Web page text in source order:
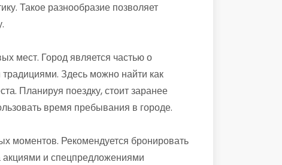
Такое разнообразие позволяет
мест. Город является частью о
традициями. Здесь можно найти как
Планируя поездку, стоит заранее
время пребывания в городе.
моментов. Рекомендуется бронировать
акциями и спецпредложениями